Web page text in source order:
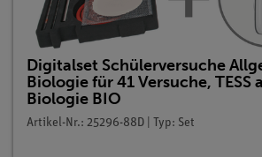
Digitalset Schülerversuche
Biologie für 41 Versuche, TESS
Biologie BIO
Artikel-Nr.: 25296-88D | Typ: Set